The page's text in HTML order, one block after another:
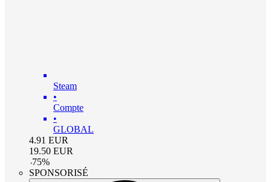
Steam
•
Compte
•
GLOBAL
4.91 EUR
19.50 EUR
-75%
SPONSORISÉ